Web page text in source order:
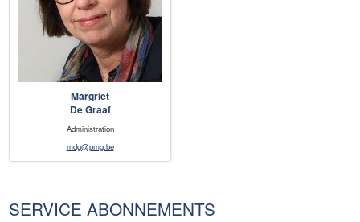
Margriet
De Graaf
Administration
mdg@pmg.be
SERVICE ABONNEMENTS